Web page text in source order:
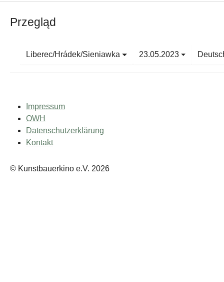
Przegląd
Liberec/Hrádek/Sieniawka 23.05.2023
Impressum
OWH
Datenschutzerklärung
Kontakt
© Kunstbauerkino e.V. 2026